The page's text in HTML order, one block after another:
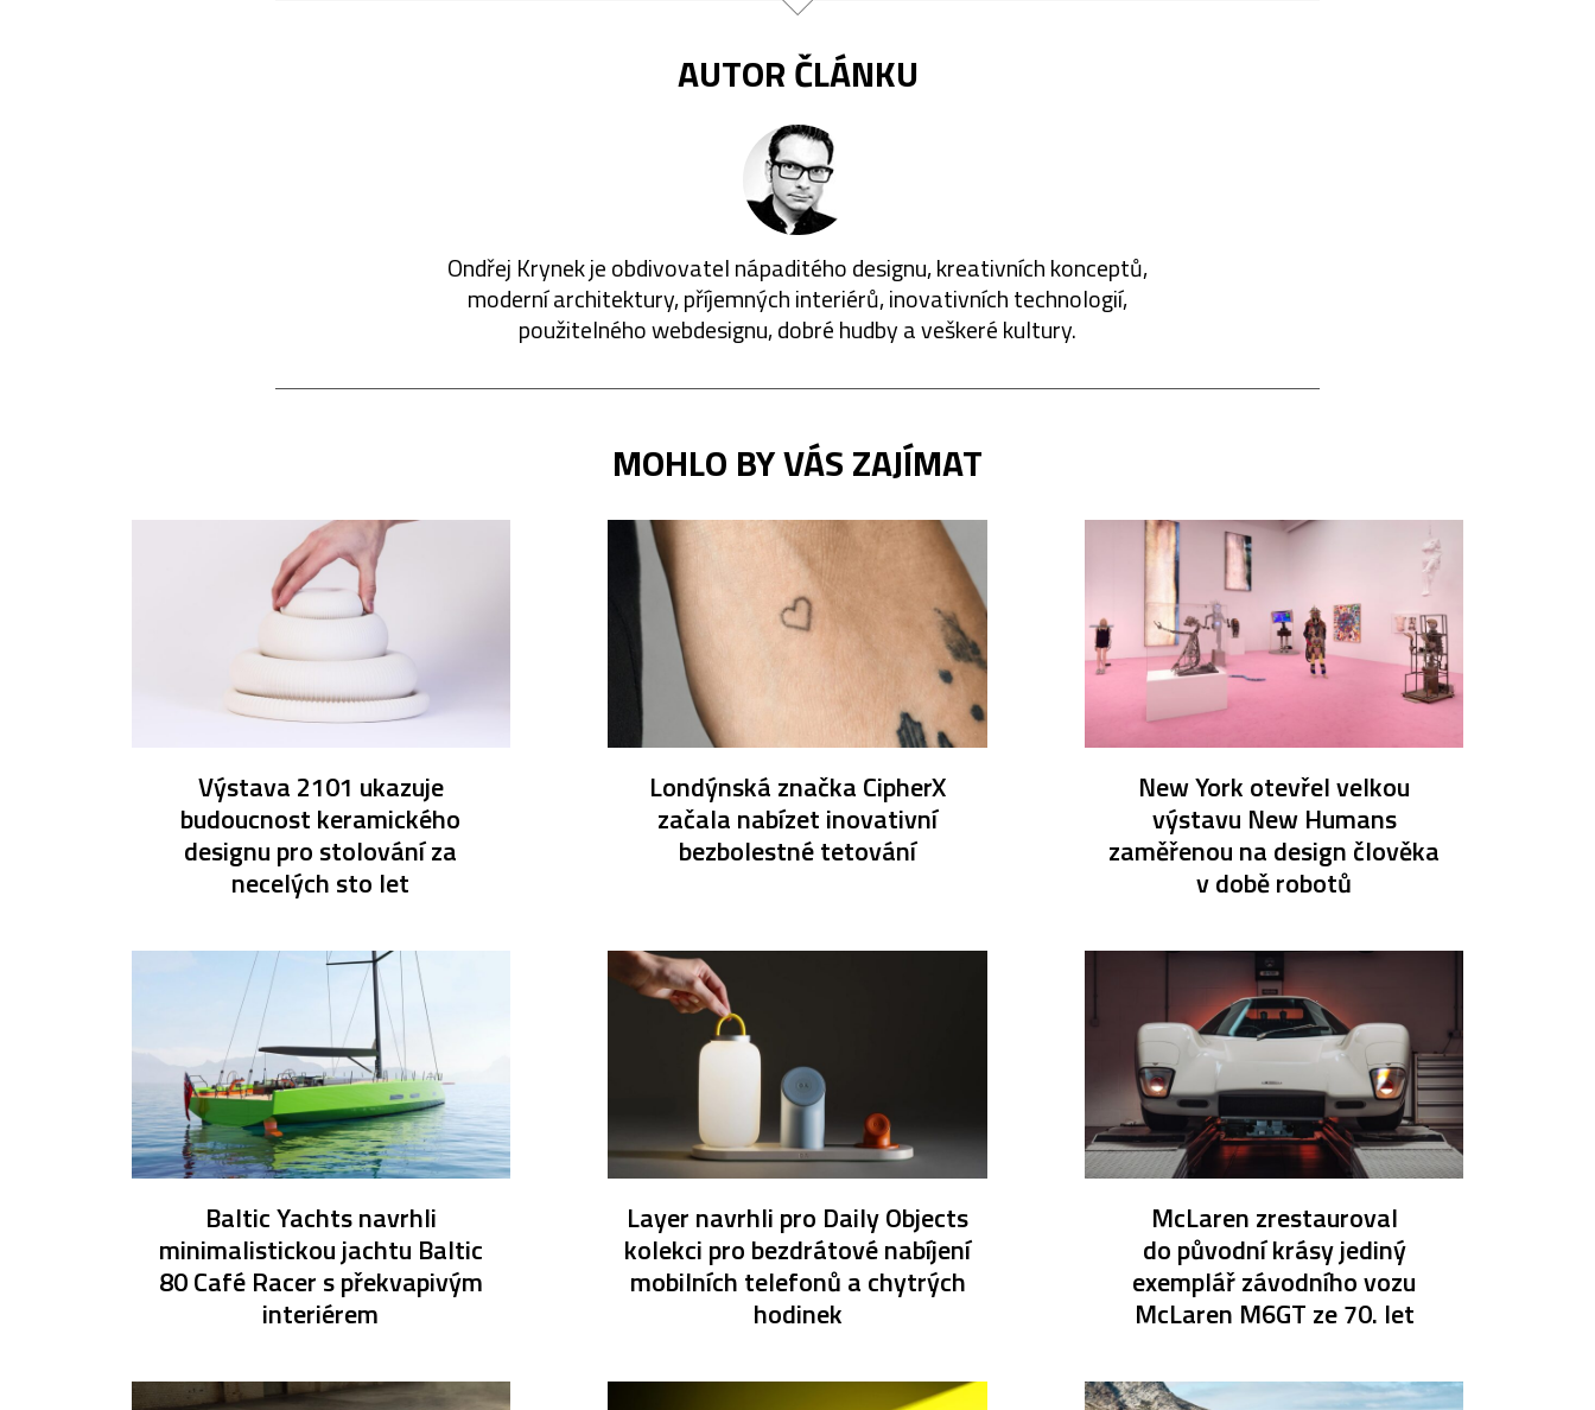
AUTOR ČLÁNKU
Ondřej Krynek je obdivovatel nápaditého designu, kreativních konceptů,
moderní architektury, příjemných interiérů, inovativních technologií,
použitelného webdesignu, dobré hudby a veškeré kultury.
MOHLO BY VÁS ZAJÍMAT
Výstava 2101 ukazuje
budoucnost keramického
designu pro stolování za
necelých sto let
Londýnská značka CipherX
začala nabízet inovativní
bezbolestné tetování
New York otevřel velkou
výstavu New Humans
zaměřenou na design člověka
v době robotů
Baltic Yachts navrhli
minimalistickou jachtu Baltic
80 Café Racer s překvapivým
interiérem
Layer navrhli pro Daily Objects
kolekci pro bezdrátové nabíjení
mobilních telefonů a chytrých
hodinek
McLaren zrestauroval
do původní krásy jediný
exemplář závodního vozu
McLaren M6GT ze 70. let